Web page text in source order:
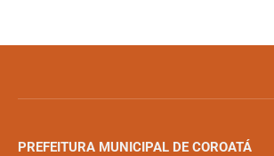
PREFEITURA MUNICIPAL DE COROATÁ